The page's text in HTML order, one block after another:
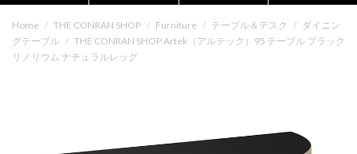
Home / THE CONRAN SHOP / Furniture / テーブル＆デスク / ダイニン
グテーブル / THE CONRAN SHOP Artek（アルテック）95 テーブル ブラック
リノリウム ナチュラルレッグ